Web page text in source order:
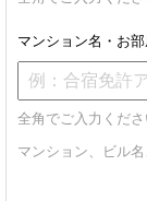
マンション名・お
全角でご入力くださ
マンション、ビル